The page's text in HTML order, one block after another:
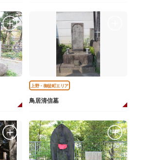
上野・御徒町エリア
鳥居清信墓